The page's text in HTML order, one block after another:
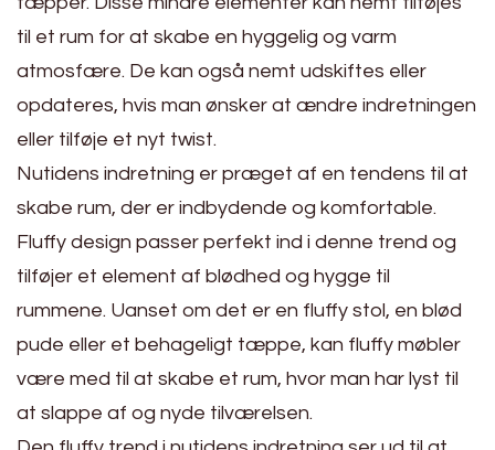
til et rum for at skabe en hyggelig og varm
atmosfære. De kan også nemt udskiftes eller
opdateres, hvis man ønsker at ændre indretningen
eller tilføje et nyt twist.
Nutidens indretning er præget af en tendens til at
skabe rum, der er indbydende og komfortable.
Fluffy design passer perfekt ind i denne trend og
tilføjer et element af blødhed og hygge til
rummene. Uanset om det er en fluffy stol, en blød
pude eller et behageligt tæppe, kan fluffy møbler
være med til at skabe et rum, hvor man har lyst til
at slappe af og nyde tilværelsen.